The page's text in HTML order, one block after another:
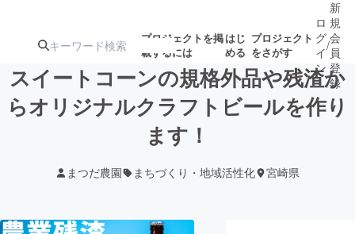
プロジェクトを掲
載するには
はじ
める
プロジェクト
をさがす
注目の新着プロ 募集終了が近いプ
ロ
グ
イ
ン
/
新
規
会
員
登
録
スイートコーンの規格外品や残渣か
らオリジナルクラフトビールを作り
ます！
まつだ農園 まちづくり・地域活性化 宮崎県